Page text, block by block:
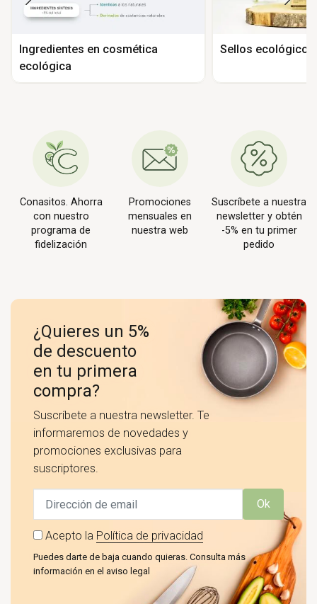
Ingredientes en cosmética
ecológica
Sellos
Conasitos. Ahorra
con nuestro
programa de
fidelización
Promociones
mensuales en
nuestra web
Suscríbete a nuestra
newsletter y obtén
-5% en tu primer
pedido
¿Quieres un 5%
de descuento
en tu primera
compra?
Suscríbete a nuestra newsletter. Te
informaremos de novedades y
promociones exclusivas para
suscriptores.
Ok
Acepto la Política de privacidad
Puedes darte de baja cuando quieras. Consulta más
información en el aviso legal